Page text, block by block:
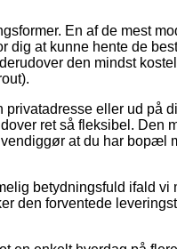
En af de mest
dig at kunne hente de
den mindst
privatadresse eller ud på
ret så fleksibel. Den
at du har bopæl
betydningsfuld ifald vi
den forventede